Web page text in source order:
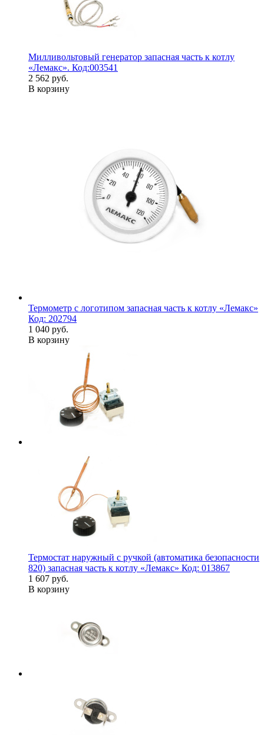
Милливольтовый генератор запасная часть к котлу
«Лемакс». Код:003541
2 562 руб.
В корзину
Термометр с логотипом запасная часть к котлу «Лемакс»
Код: 202794
1 040 руб.
В корзину
Термостат наружный с ручкой (автоматика безопасности
820) запасная часть к котлу «Лемакс» Код: 013867
1 607 руб.
В корзину